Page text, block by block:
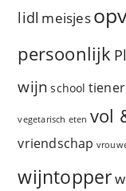
lidl meisjes
persoonlijk
wijn school tiener
vegetarisch eten vol
vriendschap
wijntopper